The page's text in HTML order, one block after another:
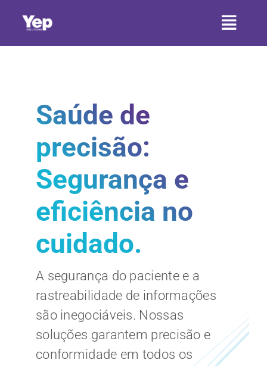
para
conteúdo
SERVIÇOS
PRODUTOS
CONTATO
ARTIGOS
CARREIRA
Saúde de
precisão:
Segurança e
eficiência no
cuidado.
A segurança do paciente e a
rastreabilidade de informações
são inegociáveis. Nossas
soluções garantem precisão e
conformidade em todos os